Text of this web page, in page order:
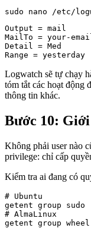
sudo nano /etc/
Output = mail
MailTo = your-
Detail = Med
Range = yesterday
Logwatch sẽ tự chạy
tóm tắt các hoạt động
thông tin khác.
Bước 10: Giới
Không phải user nào
privilege: chỉ cấp
Kiểm tra ai đang có
# Ubuntu
getent group sudo
# AlmaLinux
getent group wheel